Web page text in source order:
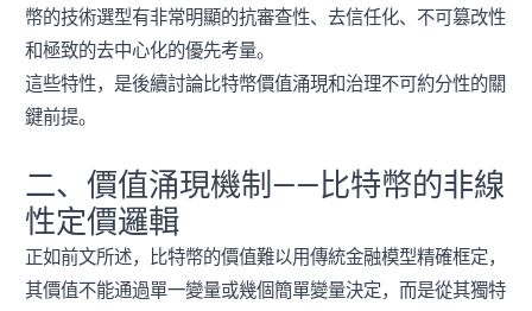
幣的技術選型有非常明顯的抗審查性、去信任化、不可篡改性
和極致的去中心化的優先考量。
這些特性，是後續討論比特幣價值涌現和治理不可約分性的關
鍵前提。
二、價值涌現機制——比特幣的非線
性定價邏輯
正如前文所述，比特幣的價值難以用傳統金融模型精確框定，
其價值不能通過單一變量或幾個簡單變量決定，而是從其獨特